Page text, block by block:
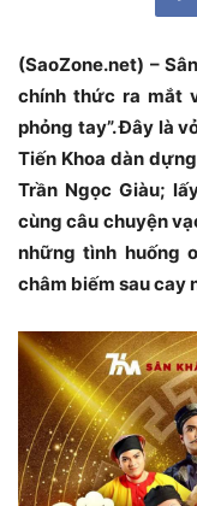
(SaoZone.net) –
chính thức ra mắt
phỏng tay”. Đây là
Tiến Khoa dàn
Trần Ngọc Giàu;
cùng câu chuyện
những tình huống
châm biếm sau cay